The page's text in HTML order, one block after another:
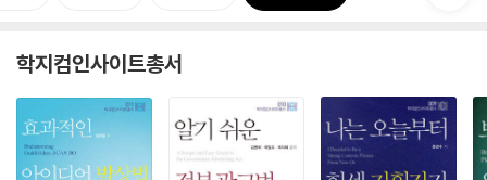
학지컴인사이트총서